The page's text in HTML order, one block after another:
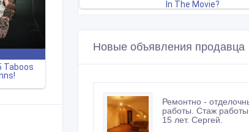
Новые объявления продавца
Ремонтно -
работы. Стаж
15 лет. Сергей.